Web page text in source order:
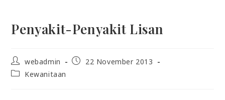
Penyakit-Penyakit Lisan
Post
author:
webadmin
Post22 November 2013
PostKewanitaan